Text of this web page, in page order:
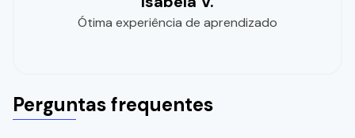
Ótima experiência de aprendizado
Perguntas frequentes